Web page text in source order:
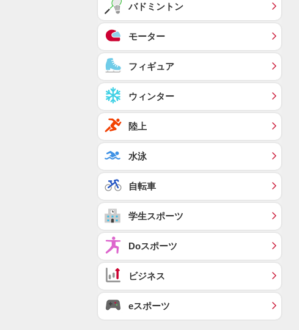
バドミントン
モーター
フィギュア
ウィンター
陸上
水泳
自転車
学生スポーツ
Doスポーツ
ビジネス
eスポーツ